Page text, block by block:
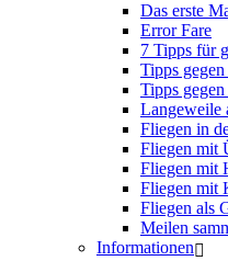
Das erste
Error Fare
7 Tipps für
Tipps
Tipps gegen
Langeweile
Fliegen in
Fliegen mit
Fliegen mit
Fliegen mit
Fliegen als
Meilen
Informationen